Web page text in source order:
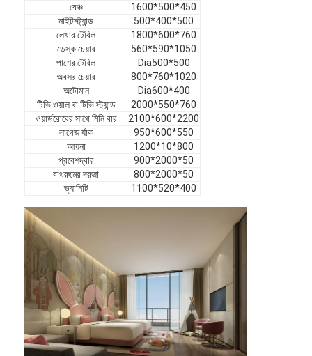
ভিআর শো
আমাদের সম্পর্কে
কারখানা পরিদর্শন
গুণমান নিয়ন্ত্রণ
আমাদের সাথে যোগাযোগ
সাধারণ জিজ্ঞাস্য
এখন চ্যাট করুন
হোটেল আসবাবপত্র
ভিলা আসবাবপত্র
বেঞ্চ
1600*500*450
নাইটস্ট্যান্ড
500*400*500
লেখার টেবিল
1800*600*760
ডেস্ক চেয়ার
560*590*1050
পাশের টেবিল
Dia500*500
অবসর চেয়ার
800*760*1020
অটোমান
Dia600*400
টিভি ওয়াল বা টিভি স্ট্যান্ড
2000*550*760
ওয়ার্ডরোবের সাথে মিনি বার
2100*600*2200
লাগেজ র্যাক
950*600*550
আয়না
1200*10*800
প্রবেশদ্বার
900*2000*50
বাথরুমের দরজা
800*2000*50
ভ্যানিটি
1100*520*400